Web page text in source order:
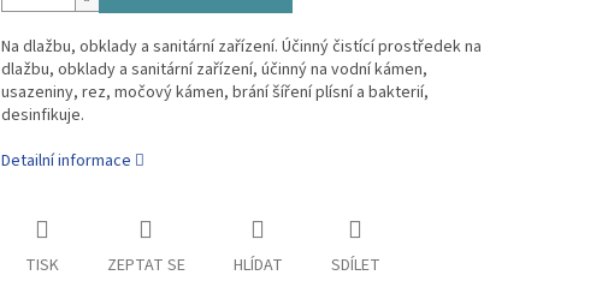
Na dlažbu, obklady a sanitární zařízení. Účinný čistící prostředek na
dlažbu, obklady a sanitární zařízení, účinný na vodní kámen,
usazeniny, rez, močový kámen, brání šíření plísní a bakterií,
desinfikuje.
Detailní informace
TISK ZEPTAT SE HLÍDAT SDÍLET